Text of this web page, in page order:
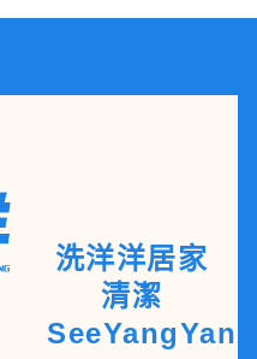
洗洋洋居家
清潔
SeeYangYang